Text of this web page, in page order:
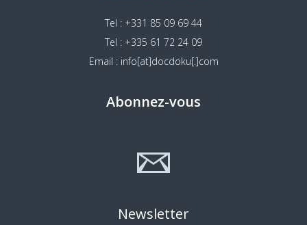
Tel : +331 85 09 69 44
Tel : +335 61 72 24 09
Email : info[at]docdoku[.]com
Abonnez-vous
Newsletter